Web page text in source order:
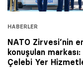
HABERLER
NATO Zirvesi’nin
konuşulan markası:
Çelebi Yer